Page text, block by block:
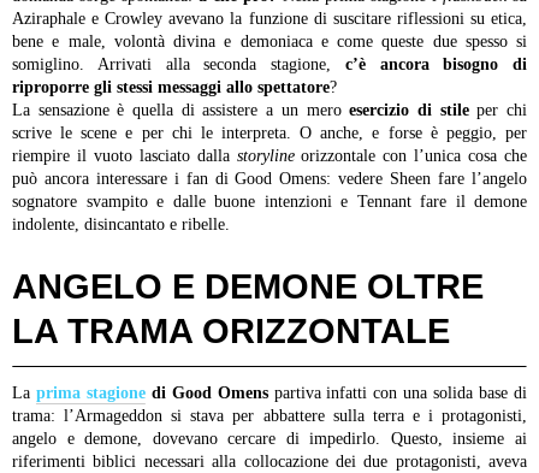
Aziraphale e Crowley avevano la funzione di suscitare riflessioni su etica,
bene e male, volontà divina e demoniaca e come queste due spesso si
somiglino. Arrivati alla seconda stagione, c’è ancora bisogno di
riproporre gli stessi messaggi allo spettatore?
La sensazione è quella di assistere a un meroesercizio di stileper chi
scrive le scene e per chi le interpreta. O anche, e forse è peggio, per
riempire il vuoto lasciato dalla storylineorizzontale con l’unica cosa che
può ancora interessare i fan di Good Omens: vedere Sheen fare l’angelo
sognatore svampito e dalle buone intenzioni e Tennant fare il demone
indolente, disincantato e ribelle.
ANGELO E DEMONE OLTRE
LA TRAMA ORIZZONTALE
La prima stagionedi Good Omenspartiva infatti con una solida base di
trama: l’Armageddon si stava per abbattere sulla terra e i protagonisti,
angelo e demone, dovevano cercare di impedirlo. Questo, insieme ai
riferimenti biblici necessari alla collocazione dei due protagonisti, aveva